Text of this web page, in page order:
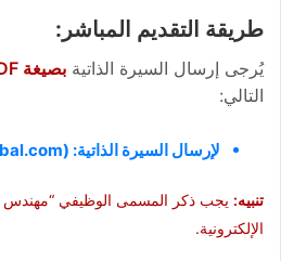
طريقة التقديم المباشر:
يُرجى إرسال السيرة الذاتية بصيغة PDF
التالي:
لإرسال السيرة الذاتية: (jasmine.k@sundusglobal.com)
تنبيه: يجب ذكر المسمى الوظيفي “مهندس
الإلكترونية.